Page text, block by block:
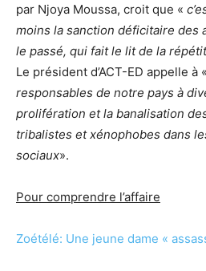
par Njoya Moussa, croit que «
moins la sanction déficitaire des
le passé, qui fait le lit de la
Le président d’ACT-ED appelle à «
responsables de notre pays à
prolifération et la banalisation
tribalistes et xénophobes dans
sociaux».
Pour comprendre l’affaire
Zoétélé: Une jeune dame «